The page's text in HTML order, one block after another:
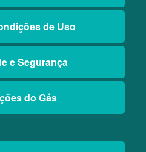
de Uso
e Segurança
do Gás